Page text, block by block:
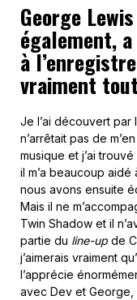
George
également,
à
vraiment
Je l’ai découvert par
n’arrêtait pas de
musique et j’ai
il m’a beaucoup
nous avons ensuite
Mais il ne
Twin Shadow et il
partie du line-up de
j’aimerais vraiment
l’apprécie
avec Dev et George,